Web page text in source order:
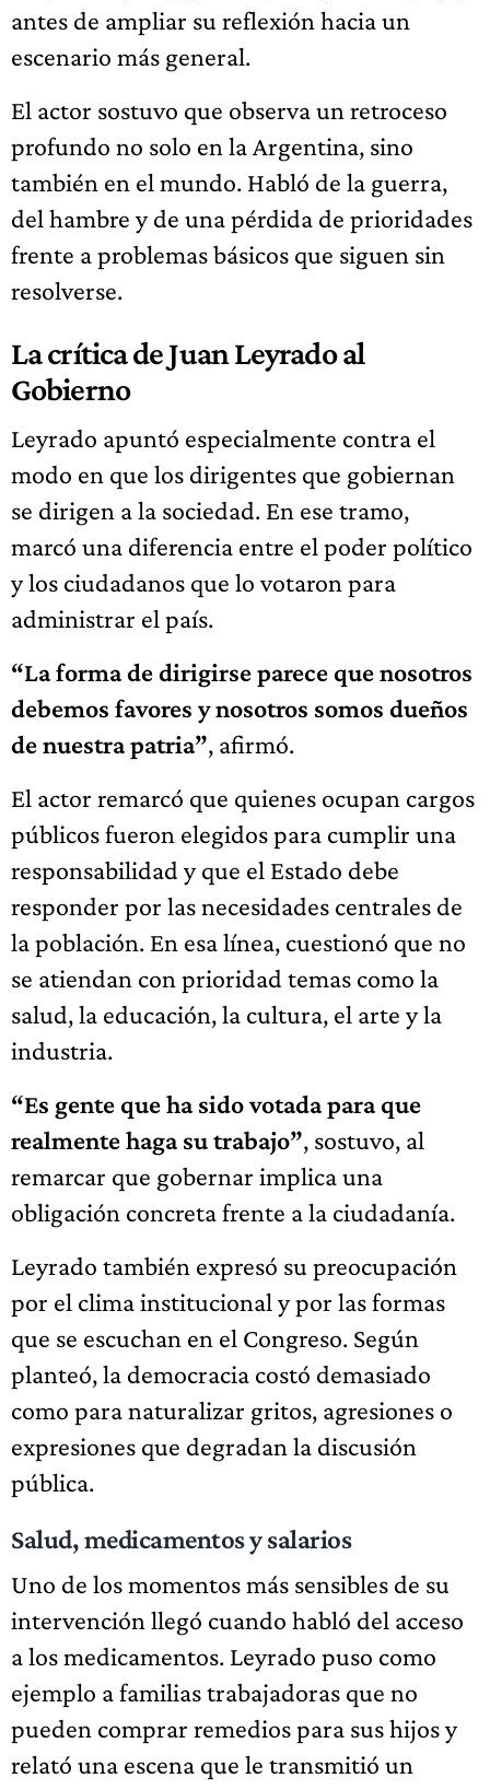
antes de ampliar su reflexión hacia un
escenario más general.
El actor sostuvo que observa un retroceso
profundo no solo en la Argentina, sino
también en el mundo. Habló de la guerra,
del hambre y de una pérdida de prioridades
frente a problemas básicos que siguen sin
resolverse.
La crítica de Juan Leyrado al
Gobierno
Leyrado apuntó especialmente contra el
modo en que los dirigentes que gobiernan
se dirigen a la sociedad. En ese tramo,
marcó una diferencia entre el poder político
y los ciudadanos que lo votaron para
administrar el país.
“La forma de dirigirse parece que nosotros
debemos favores y nosotros somos dueños
de nuestra patria”, afirmó.
El actor remarcó que quienes ocupan cargos
públicos fueron elegidos para cumplir una
responsabilidad y que el Estado debe
responder por las necesidades centrales de
la población. En esa línea, cuestionó que no
se atiendan con prioridad temas como la
salud, la educación, la cultura, el arte y la
industria.
“Es gente que ha sido votada para que
realmente haga su trabajo”, sostuvo, al
remarcar que gobernar implica una
obligación concreta frente a la ciudadanía.
Leyrado también expresó su preocupación
por el clima institucional y por las formas
que se escuchan en el Congreso. Según
planteó, la democracia costó demasiado
como para naturalizar gritos, agresiones o
expresiones que degradan la discusión
pública.
Salud, medicamentos y salarios
Uno de los momentos más sensibles de su
intervención llegó cuando habló del acceso
a los medicamentos. Leyrado puso como
ejemplo a familias trabajadoras que no
pueden comprar remedios para sus hijos y
relató una escena que le transmitió un